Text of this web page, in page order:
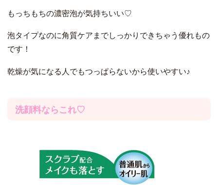
もっちもちの濃密泡が気持ちいい♡
泡タイプなのに角質ケアまでしっかりできちゃう優れもの
です！
乾燥が気になる人でもつっぱらないから使いやすい♪
洗顔料ならこれ♡